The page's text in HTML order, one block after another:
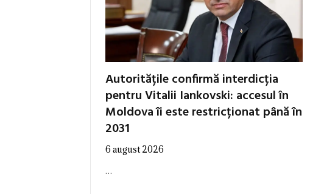
Autoritățile confirmă interdicția
pentru Vitalii Iankovski: accesul în
Moldova îi este restricționat până în
2031
6 august 2026
…